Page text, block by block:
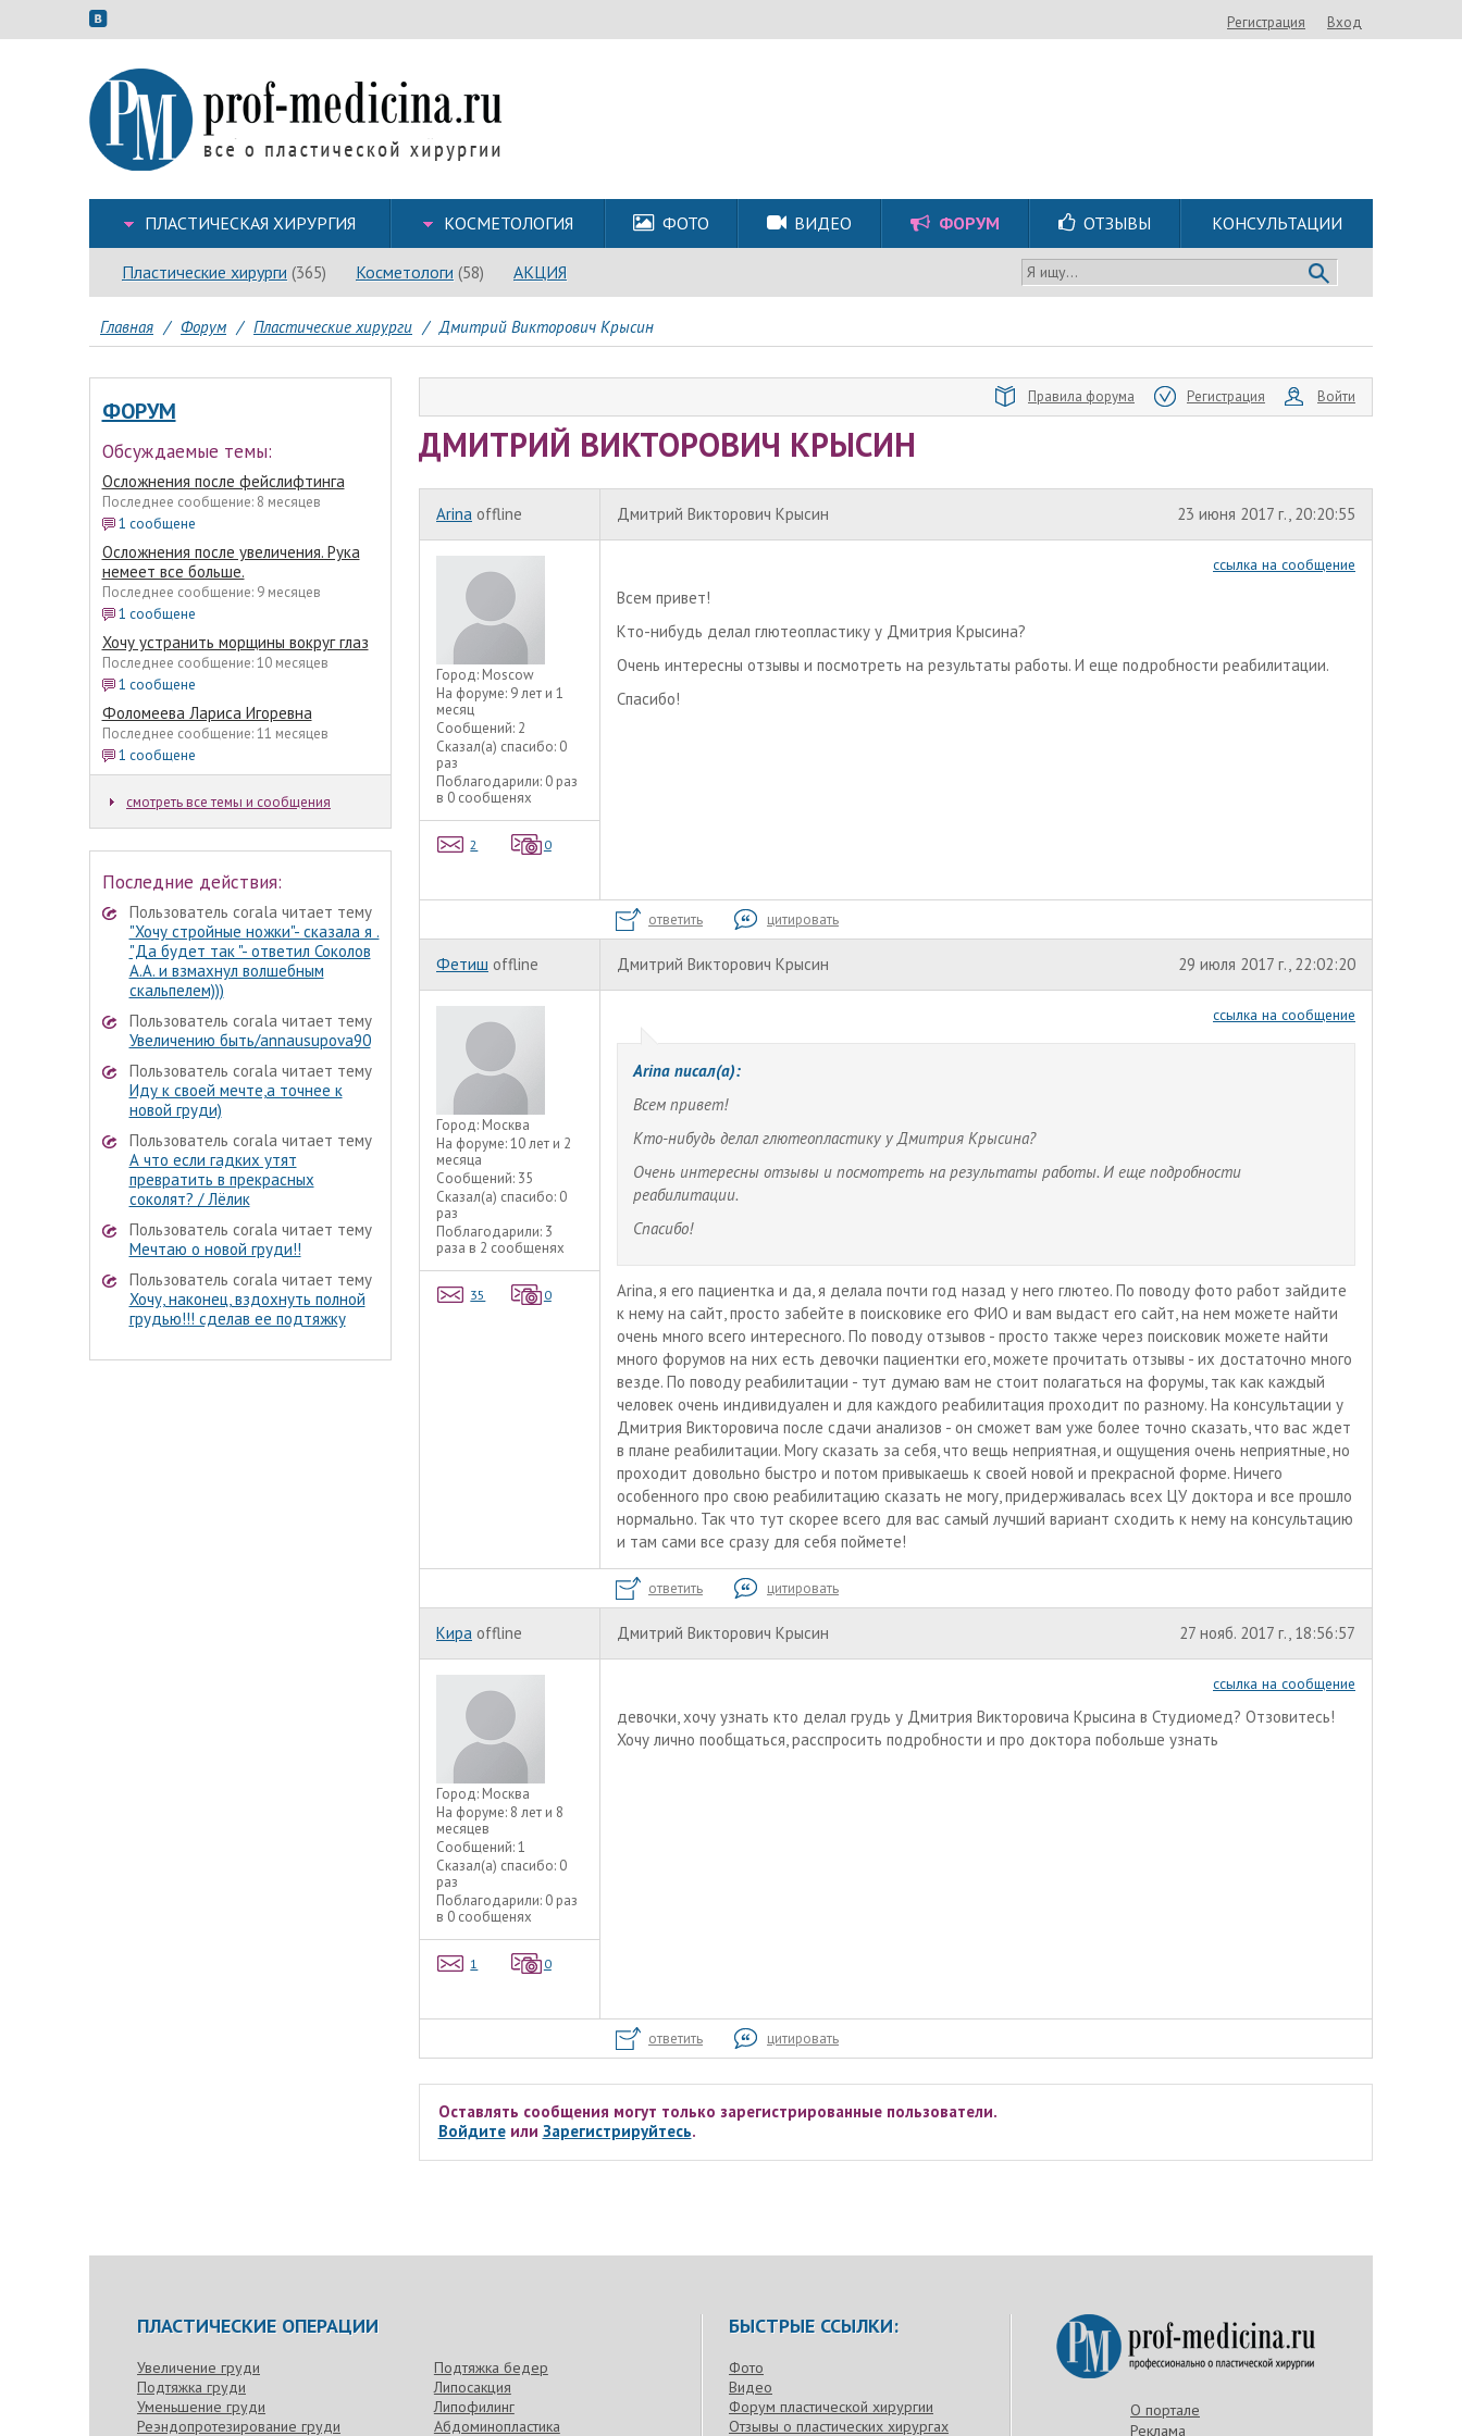
Регистрация Вход
ПЛАСТИЧЕСКАЯ ХИРУРГИЯ КОСМЕТОЛОГИЯ ФОТО ВИДЕО ФОРУМ ОТЗЫВЫ КОНСУЛЬТАЦИИ
Пластические хирурги (365) Косметологи (58) АКЦИЯ Я ищу...
Главная / Форум / Пластические хирурги / Дмитрий Викторович Крысин
ФОРУМ
Обсуждаемые темы:
Осложнения после фейслифтинга
Последнее сообщение: 8 месяцев
1 сообщене
Осложнения после увеличения. Рука
немеет все больше.
Последнее сообщение: 9 месяцев
1 сообщене
Хочу устранить морщины вокруг глаз
Последнее сообщение: 10 месяцев
1 сообщене
Фоломеева Лариса Игоревна
Последнее сообщение: 11 месяцев
1 сообщене
смотреть все темы и сообщения
Последние действия:
Пользователь corala читает тему
"Хочу стройные ножки"- сказала я .
"Да будет так "- ответил Соколов
А.А. и взмахнул волшебным
скальпелем)))
Пользователь corala читает тему
Увеличению быть/annausupova90
Пользователь corala читает тему
Иду к своей мечте,а точнее к
новой груди)
Пользователь corala читает тему
А что если гадких утят
превратить в прекрасных
соколят? / Лёлик
Пользователь corala читает тему
Мечтаю о новой груди!!
Пользователь corala читает тему
Хочу, наконец, вздохнуть полной
грудью!!! сделав ее подтяжку
Правила форума Регистрация Войти
ДМИТРИЙ ВИКТОРОВИЧ КРЫСИН
Arina offline Дмитрий Викторович Крысин 23 июня 2017 г., 20:20:55
Город: Moscow
На форуме: 9 лет и 1
месяц
Сообщений: 2
Сказал(а) спасибо: 0
раз
Поблагодарили: 0 раз
в 0 сообщенях
2 0
ссылка на сообщение
Всем привет!
Кто-нибудь делал глютеопластику у Дмитрия Крысина?
Очень интересны отзывы и посмотреть на результаты работы. И еще подробности реабилитации.
Спасибо!
ответить цитировать
Фетиш offline Дмитрий Викторович Крысин 29 июля 2017 г., 22:02:20
Город: Москва
На форуме:10 лет и 2
месяца
Сообщений: 35
Сказал(а) спасибо: 0
раз
Поблагодарили: 3
раза в 2 сообщенях
35 0
ссылка на сообщение
Arina писал(а):
Всем привет!
Кто-нибудь делал глютеопластику у Дмитрия Крысина?
Очень интересны отзывы и посмотреть на результаты работы. И еще подробности
реабилитации.
Спасибо!
Arina, я его пациентка и да, я делала почти год назад у него глютео. По поводу фото работ зайдите
к нему на сайт, просто забейте в поисковике его ФИО и вам выдаст его сайт, на нем можете найти
очень много всего интересного. По поводу отзывов - просто также через поисковик можете найти
много форумов на них есть девочки пациентки его, можете прочитать отзывы - их достаточно много
везде. По поводу реабилитации - тут думаю вам не стоит полагаться на форумы, так как каждый
человек очень индивидуален и для каждого реабилитация проходит по разному. На консультации у
Дмитрия Викторовича после сдачи анализов - он сможет вам уже более точно сказать, что вас ждет
в плане реабилитации. Могу сказать за себя, что вещь неприятная, и ощущения очень неприятные, но
проходит довольно быстро и потом привыкаешь к своей новой и прекрасной форме. Ничего
особенного про свою реабилитацию сказать не могу, придерживалась всех ЦУ доктора и все прошло
нормально. Так что тут скорее всего для вас самый лучший вариант сходить к нему на консультацию
и там сами все сразу для себя поймете!
ответить цитировать
Кира offline Дмитрий Викторович Крысин 27 нояб. 2017 г., 18:56:57
Город: Москва
На форуме: 8 лет и 8
месяцев
Сообщений:1
Сказал(а) спасибо: 0
раз
Поблагодарили: 0 раз
в 0 сообщенях
1 0
ссылка на сообщение
девочки, хочу узнать кто делал грудь у Дмитрия Викторовича Крысина в Студиомед? Отзовитесь!
Хочу лично пообщаться, расспросить подробности и про доктора побольше узнать
ответить цитировать
Оставлять сообщения могут только зарегистрированные пользователи.
Войдитеили Зарегистрируйтесь.
ПЛАСТИЧЕСКИЕ ОПЕРАЦИИ
Увеличение груди
Подтяжка груди
Уменьшение груди
Реэндопротезирование груди
Подтяжка бедер
Липосакция
Липофилинг
Абдоминопластика
БЫСТРЫЕ ССЫЛКИ:
Фото
Видео
Форум пластической хирургии
Отзывы о пластических хирургах
О портале
Реклама